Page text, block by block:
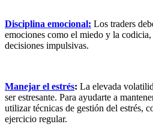
Disciplina emocional: Los traders
emociones como el miedo y la
decisiones impulsivas.
Manejar el estrés: La elevada
ser estresante. Para ayudarte a
utilizar técnicas de gestión del estrés,
ejercicio regular.